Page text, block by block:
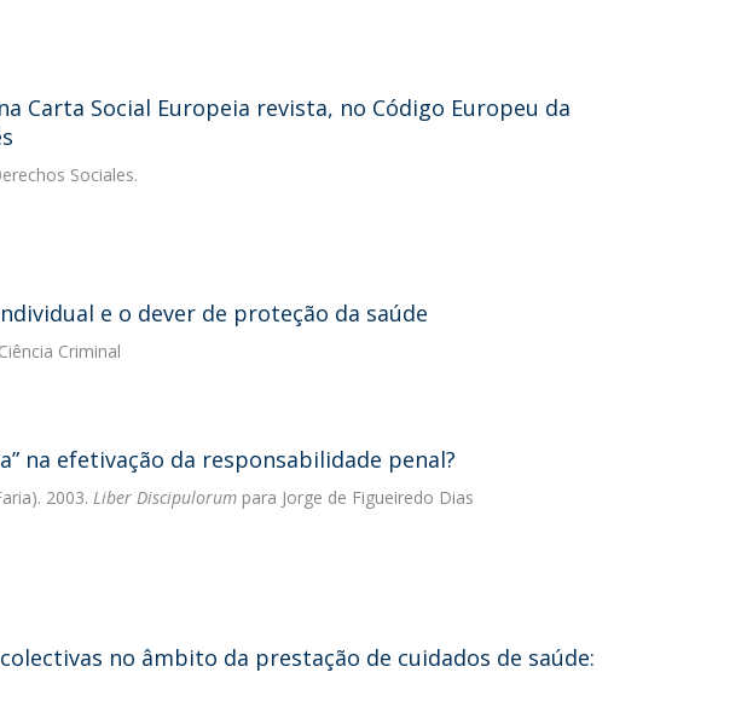
Carta Social Europeia revista, no Código Europeu da
Sociales.
e o dever de proteção da saúde
Criminal
na efetivação da responsabilidade penal?
2003. Liber Discipulorumpara Jorge de Figueiredo Dias
no âmbito da prestação de cuidados de saúde: